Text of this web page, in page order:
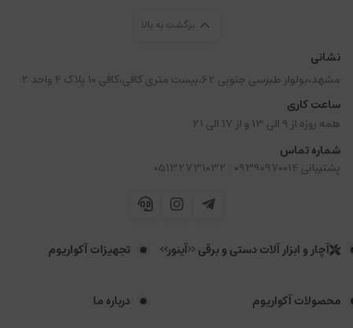
برگشت به بالا
نشانی
مشهد،بولوار طبرسی جنوبی 62،بیست متری کافی،کافی 10 پلاک 4 واحد 2
ساعت کاری
همه روزه از 9 الی 13 و از 17 الی 21
شماره تماس
پشتیبانی 09390970014
05132731032
آچار و ابزار آلات دستی و برقی <<آینور>> تجهیزات آکواریوم
محصولات آکواریوم درباره ما